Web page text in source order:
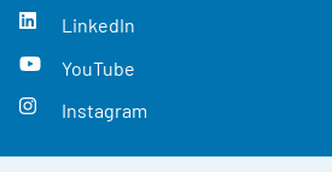
LinkedIn
YouTube
Instagram